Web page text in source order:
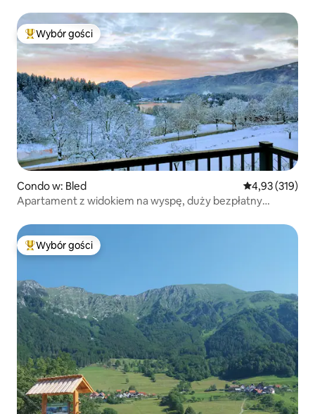
Najpopularniejsze z kategorii Wybór gości
Wybór gości
Condo w: Bled Średnia
4,93 (319)
Apartament z widokiem na wyspę, duży bezpłatny
Najpopularniejsze z kategorii Wybór gości
Wybór gości